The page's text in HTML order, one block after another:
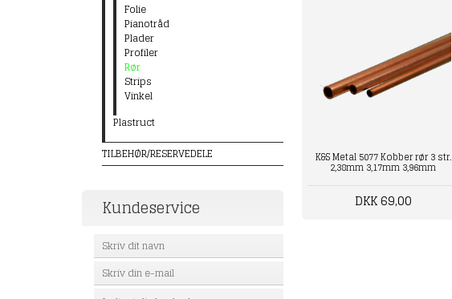
Folie
Pianotråd
Plader
Profiler
Rør
Strips
Vinkel
Plastruct
TILBEHØR/RESERVEDELE
Kundeservice
K&S Metal 5077 Kobber rør 3 str.
2,38mm 3,17mm 3,96mm
DKK 69,00